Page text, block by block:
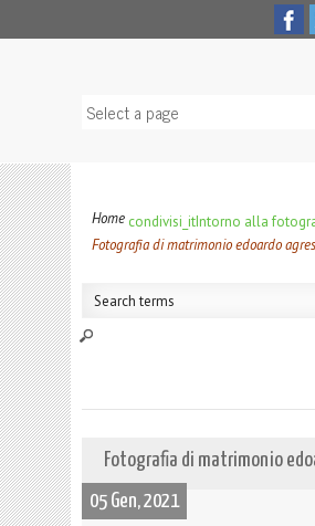
Home condivisi_itIntorno alla
Fotografia di matrimonio edoardo
Fotografia di matrimonio
05 Gen, 2021